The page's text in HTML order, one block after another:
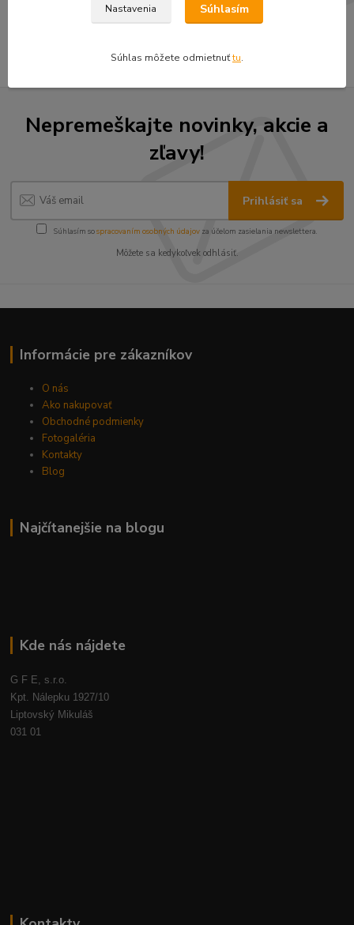
Laminovacie súpravy, živice
Nepremeškajte novinky, akcie a
zľavy!
Prihlásiť sa
Súhlasím sospracovaním osobných údajov za účelom zasielania newslettera.
Môžete sa kedykoľvek odhlásiť.
Informácie pre zákazníkov
O nás
Ako nakupovať
Obchodné podmienky
Fotogaléria
Kontakty
Blog
Najčítanejšie na blogu
Kde nás nájdete
G F E, s.r.o.
Kpt. Nálepku 1927/10
Liptovský Mikuláš
031 01
Nastavenia Súhlasím
Súhlas môžete odmietnuťtu.